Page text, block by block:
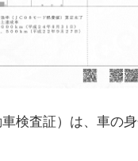
検査証）は、車の